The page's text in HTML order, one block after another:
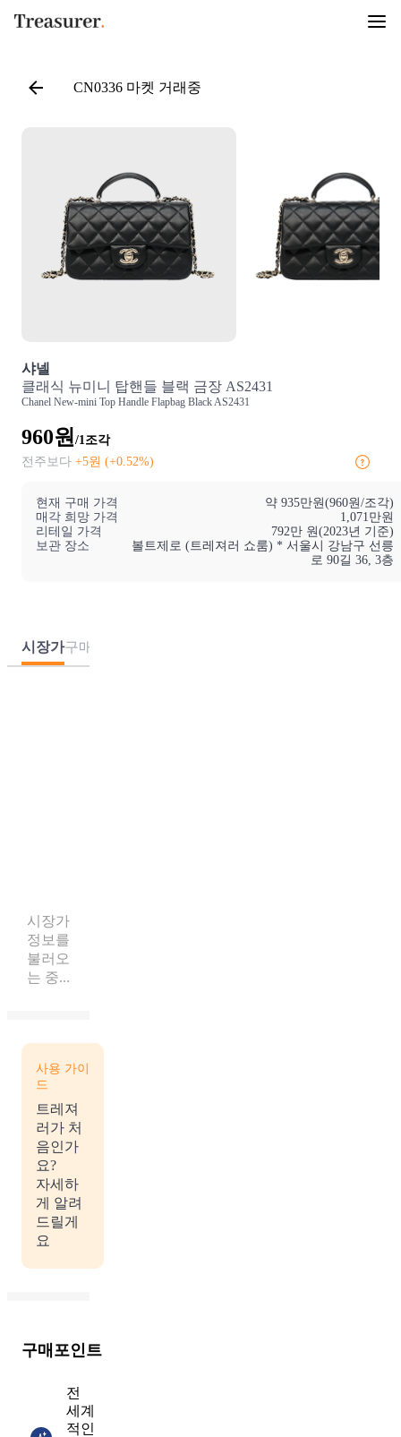
CN0336 마켓 거래중
샤넬
클래식 뉴미니 탑핸들 블랙 금장 AS2431
Chanel New-mini Top Handle Flapbag Black AS2431
960원 /1조각
전주보다 +5원 (+0.52%)
현재 구매 가격
약 935만원(960원/조각)
매각 희망 가격
1,071만원
리테일 가격
792만 원(2023년 기준)
보관 장소
볼트제로 (트레져러 쇼룸) * 서울시 강남구 선릉
로 90길 36, 3층
시장가구매포인트
시장가
정보를
불러오
는 중...
사용 가이
드
트레져
러가 처
음인가
요?
자세하
게 알려
드릴게
요
구매포인트
전
세계
적인